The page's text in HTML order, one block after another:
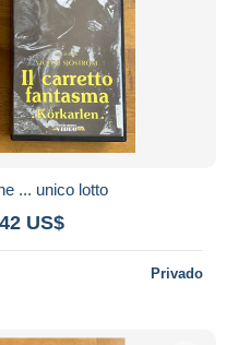
... unico lotto
US$
Privado